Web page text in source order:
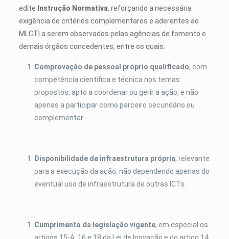
edite Instrução Normativa, reforçando a necessária
exigência de critérios complementares e aderentes ao
MLCTI a serem observados pelas agências de fomento e
demais órgãos concedentes, entre os quais:
Comprovação de pessoal próprio qualificado, com
competência científica e técnica nos temas
propostos, apto a coordenar ou gerir a ação, e não
apenas a participar como parceiro secundário ou
complementar.
Disponibilidade de infraestrutura própria, relevante
para a execução da ação, não dependendo apenas do
eventual uso de infraestrutura de outras ICTs.
Cumprimento da legislação vigente, em especial os